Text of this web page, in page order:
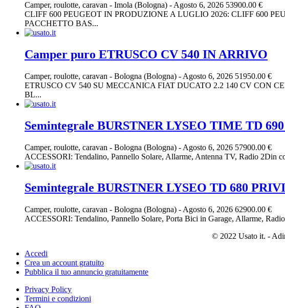
Camper, roulotte, caravan - Imola (Bologna) - Agosto 6, 2026 53900.00 €
CLIFF 600 PEUGEOT IN PRODUZIONE A LUGLIO 2026: CLIFF 600
PACCHETTO BAS...
Camper puro ETRUSCO CV 540 IN ARRIVO
Camper, roulotte, caravan - Bologna (Bologna) - Agosto 6, 2026 51950.00 €
ETRUSCO CV 540 SU MECCANICA FIAT DUCATO 2.2 140 CV CON
BL...
Semintegrale BURSTNER LYSEO TIME TD
Camper, roulotte, caravan - Bologna (Bologna) - Agosto 6, 2026 57900.00 €
ACCESSORI: Tendalino, Pannello Solare, Allarme, Antenna TV, Radio 2Din
Semintegrale BURSTNER LYSEO TD 680
Camper, roulotte, caravan - Bologna (Bologna) - Agosto 6, 2026 62900.00 €
ACCESSORI: Tendalino, Pannello Solare, Porta Bici in Garage, Allarme,
© 2022 Usato it. -
Accedi
Crea un account gratuito
Pubblica il tuo annuncio gratuitamente
Privacy Policy
Termini e condizioni